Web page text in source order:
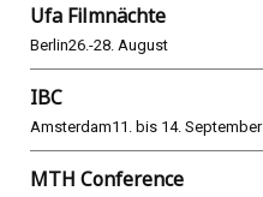
Ufa Filmnächte
Berlin26.-28. August
IBC
Amsterdam11. bis 14. September
MTH Conference